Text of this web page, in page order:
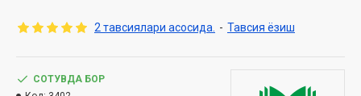
2 тавсиялари асосида. - Тавсия ёзиш
СОТУВДА БОР